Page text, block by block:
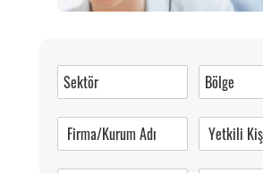
0 (216) 462 49 34
Pazartesi-Cumartesi 09.00-20.00